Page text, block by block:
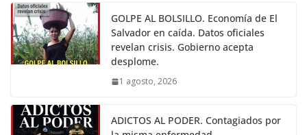
GOLPE AL BOLSILLO. Economía de El
Salvador en caída. Datos oficiales
revelan crisis. Gobierno acepta
desplome.
1 agosto, 2026
ADICTOS AL PODER. Contagiados por